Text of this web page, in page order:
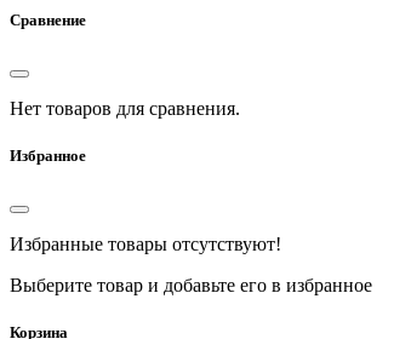
Сравнение
Нет товаров для сравнения.
Избранное
Избранные товары отсутствуют!
Выберите товар и добавьте его в избранное
Корзина